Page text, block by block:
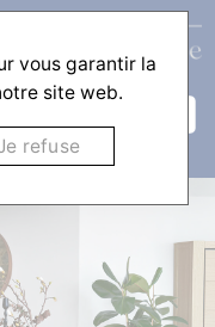
vous garantir la
site web.
refuse